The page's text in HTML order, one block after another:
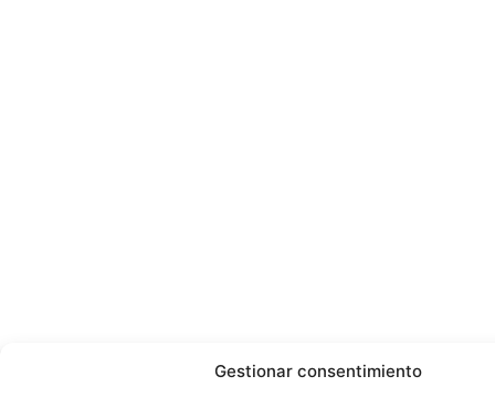
Gestionar consentimiento